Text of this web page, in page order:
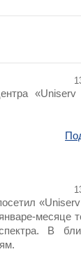
месяце
В